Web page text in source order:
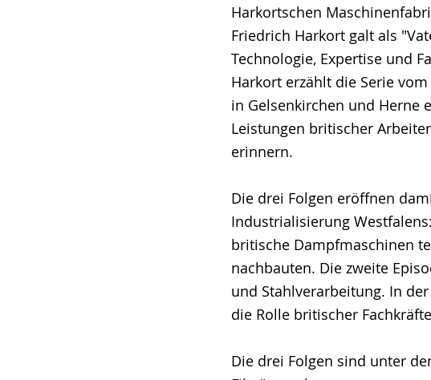
Harkortschen
Friedrich Harkort galt als
Technologie, Expertise und
Harkort erzählt die Serie
in Gelsenkirchen und Herne
Leistungen britischer
erinnern.
Die drei Folgen eröffnen
Industrialisierung
britische Dampfmaschinen
nachbauten. Die zweite
und Stahlverarbeitung. In
die Rolle britischer
Die drei Folgen sind unter